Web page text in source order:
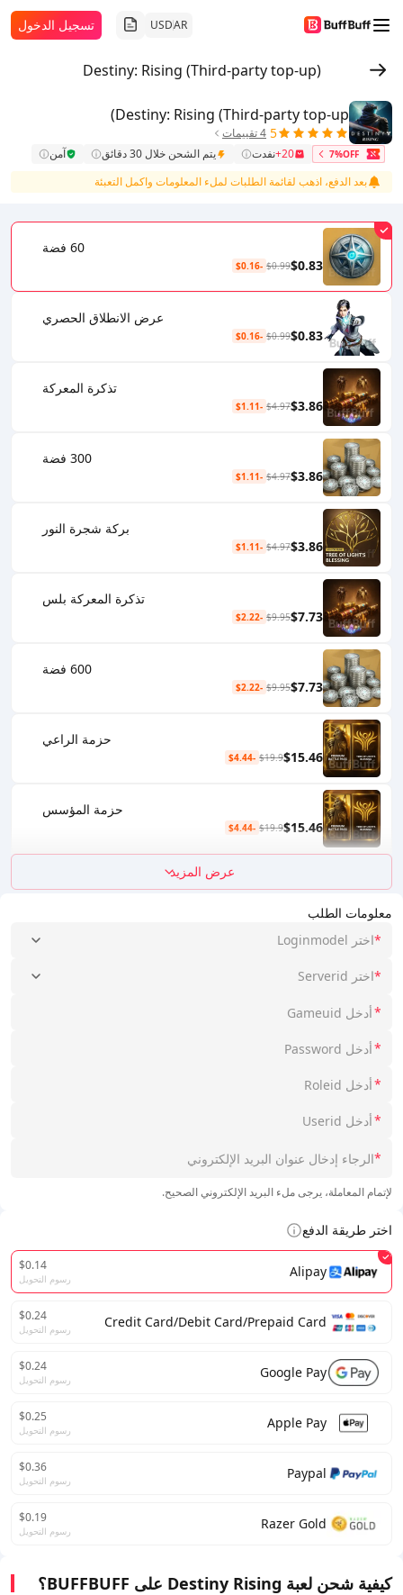
AR
USD تسجيل الدخول
Destiny: Rising (Third-party top-up)
معلومات الطلب
*اختر Loginmodel
*اختر Serverid
*
*
*
*
*
لإتمام المعاملة، يرجى ملء البريد الإلكتروني الصحيح.
اختر طريقة الدفع
Alipay
$0.14
رسوم التحويل
Credit Card/Debit Card/Prepaid Card
$0.24
رسوم التحويل
Google Pay
$0.24
رسوم التحويل
Apple Pay
$0.25
رسوم التحويل
Paypal
$0.36
رسوم التحويل
Razer Gold
$0.19
رسوم التحويل
Destiny: Rising (Third-party top-up)
5 4 تقييمات
7%OFF
20+ نفدت يتم الشحن خلال 30 دقائق
آمن
بعد الدفع، اذهب لقائمة الطلبات لملء المعلومات واكمل التعبئة
60 فضة
$0.83
$0.99
-$0.16
عرض الانطلاق الحصري
$0.83
$0.99
-$0.16
تذكرة المعركة
$3.86
$4.97
-$1.11
300 فضة
$3.86
$4.97
-$1.11
بركة شجرة النور
$3.86
$4.97
-$1.11
تذكرة المعركة بلس
$7.73
$9.95
-$2.22
600 فضة
$7.73
$9.95
-$2.22
حزمة الراعي
$15.46
$19.9
-$4.44
حزمة المؤسس
$15.46
$19.9
-$4.44
عرض المزيد
كيفية شحن لعبة Destiny Rising على BUFFBUFF؟